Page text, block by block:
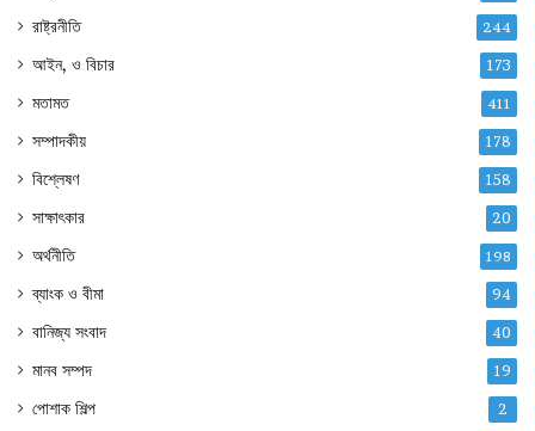
রাষ্ট্রনীতি 244
আইন, ও বিচার 173
মতামত 411
সম্পাদকীয় 178
বিশ্লেষণ 158
সাক্ষাৎকার 20
অর্থনীতি 198
ব্যাংক ও বীমা 94
বানিজ্য সংবাদ 40
মানব সম্পদ 19
পোশাক শিল্প 2